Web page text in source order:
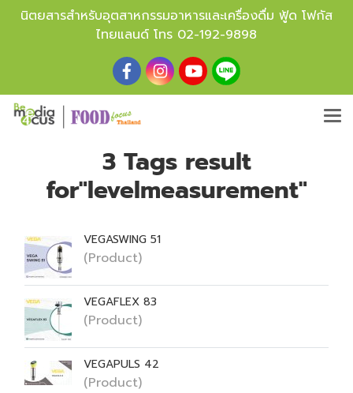
นิตยสารสำหรับอุตสาหกรรมอาหารและเครื่องดื่ม ฟู้ด โฟกัส
ไทยแลนด์ โทร 02-192-9898
3 Tags result
for"levelmeasurement"
VEGASWING 51
(Product)
VEGAFLEX 83
(Product)
VEGAPULS 42
(Product)